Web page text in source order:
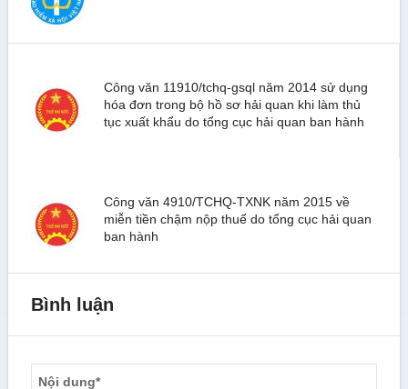
Công văn 11910/tchq-gsql năm 2014 sử dụng
hóa đơn trong bộ hồ sơ hải quan khi làm thủ
tục xuất khẩu do tổng cục hải quan ban hành
Công văn 4910/TCHQ-TXNK năm 2015 về
miễn tiền chậm nộp thuế do tổng cục hải quan
ban hành
Bình luận